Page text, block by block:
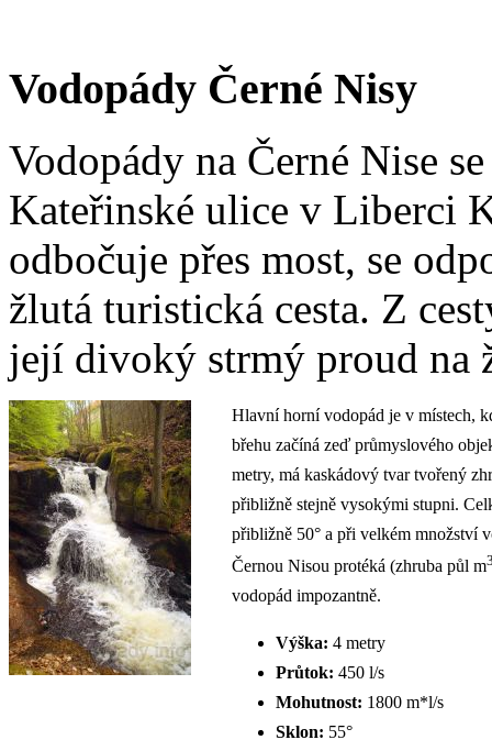
Vodopády Černé Nisy
Vodopády na Černé Nise
Kateřinské ulice v Liberci
odbočuje přes most, se
žlutá turistická cesta. Z
její divoký strmý proud na
Hlavní horní vodopád je v místech,
břehu začíná zeď průmyslového
metry, má kaskádový tvar tvořený
přibližně stejně vysokými stupni.
přibližně 50° a při velkém množství
Černou Nisou protéká (zhruba půl m
vodopád impozantně.
Výška: 4 metry
Průtok: 450 l/s
Mohutnost: 1800 m*l/s
Sklon: 55°